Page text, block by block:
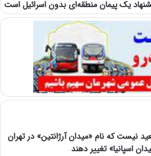
یک پیمان منطقه‌ای بدون اسرائیل است
نیست که نام «میدان آرژانتین» در تهران
اسپانیا» تغییر دهند